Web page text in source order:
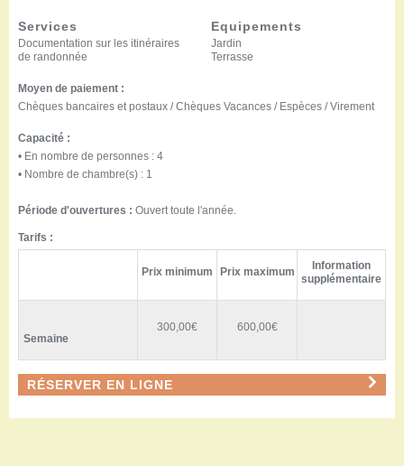
Services
Documentation sur les itinéraires
de randonnée
Equipements
Jardin
Terrasse
Moyen de paiement :
Chèques bancaires et postaux / Chèques Vacances / Espèces / Virement
Capacité :
• En nombre de personnes : 4
• Nombre de chambre(s) : 1
Période d'ouvertures : Ouvert toute l'année.
Tarifs :
Prix minimum Prix maximum
Information
supplémentaire
Semaine
300,00€ 600,00€
RÉSERVER EN LIGNE